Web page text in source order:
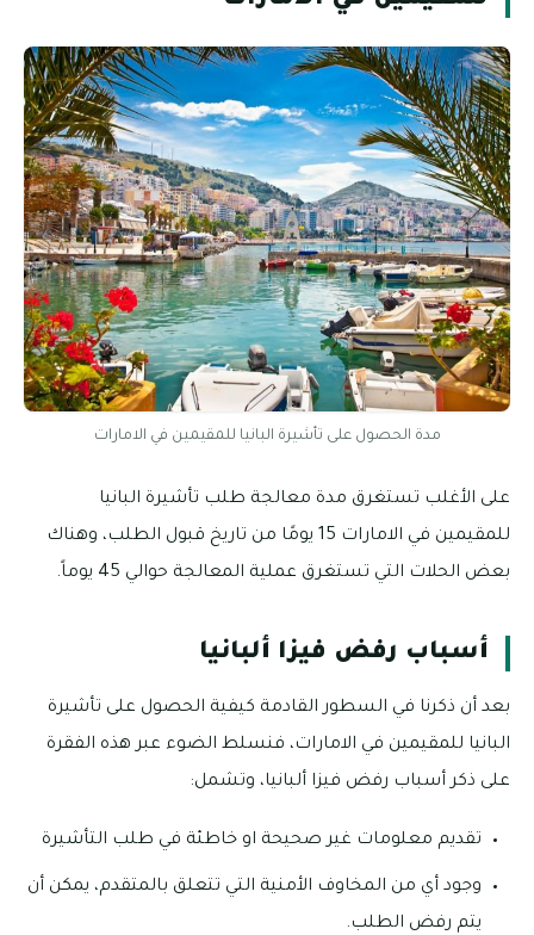
مدة الحصول على تأشيرة البانيا للمقيمين في الامارات
على الأغلب تستغرق مدة معالجة طلب تأشيرة البانيا
للمقيمين في الامارات 15 يومًا من تاريخ قبول الطلب، وهناك
بعض الحلات التي تستغرق عملية المعالجة حوالي 45 يوماً.
أسباب رفض فيزا ألبانيا
بعد أن ذكرنا في السطور القادمة كيفية الحصول على تأشيرة
البانيا للمقيمين في الامارات، فنسلط الضوء عبر هذه الفقرة
على ذكر أسباب رفض فيزا ألبانيا، وتشمل:
تقديم معلومات غير صحيحة او خاطئة في طلب التأشيرة
وجود أي من المخاوف الأمنية التي تتعلق بالمتقدم، يمكن أن
يتم رفض الطلب.